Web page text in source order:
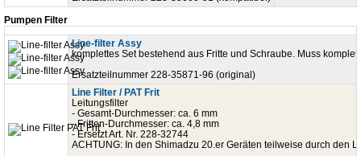
Pumpen Filter
Line-filter Assy
komplettes Set bestehend aus Fritte und Schraube. Muss
Ersatzteilnummer 228-35871-96 (original)
Line Filter / PAT Frit
Leitungsfilter
- Gesamt-Durchmesser: ca. 6 mm
- Fritten-Durchmesser: ca. 4,8 mm
- Ersetzt Art. Nr. 228-32744
ACHTUNG: In den Shimadzu 20.er Geräten teilweise durch den